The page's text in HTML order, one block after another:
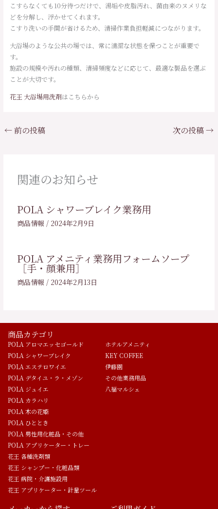
こすらなくても10分待つだけで、湯垢や皮脂汚れ、菌由来のヌメリな
どを分解し、浮かせてくれます。
こすり洗いの手間が省けるため、清掃作業負担軽減につながります。
大浴場のような公共の場では、常に清潔な状態を保つことが重要で
す。
施設の規模や汚れの種類、清掃頻度などに応じて、最適な製品を選ぶ
ことが大切です。
花王 大浴場用洗剤はこちらから
←前の投稿 次の投稿→
関連のお知らせ
POLA シャワーブレイク業務用
商品情報 / 2024年2月9日
POLA アメニティ業務用フォームソープ
［手・顔兼用］
商品情報 / 2024年2月13日
商品カテゴリ
POLA アロマエッセゴールド
POLA シャワーブレイク
POLA エステロワイエ
POLA デタイユ・ラ・メゾン
POLA ジュイエ
POLA カラハリ
POLA 木の花姫
POLA ひととき
POLA 男性用化粧品・その他
POLA アプリケーター・トレー
花王 各種洗剤類
花王 シャンプー・化粧品類
花王 病院・介護施設用
花王 アプリケーター・計量ツール
ホテルアメニティ
KEY COFFEE
伊藤園
その他業務用品
八福マルシェ